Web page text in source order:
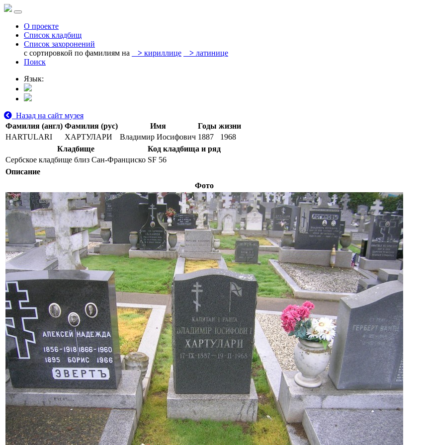
О проекте
Список кладбищ
Список захоронений
с сортировкой по фамилиям на
> кириллице > латинице
Поиск
Язык:
Назад на сайт музея
Фамилия (англ) Фамилия (рус) Имя
Годы жизни
HARTULARI
ХАРТУЛАРИ Владимир Иосифович 1887
1968
Кладбище
Код кладбища и ряд
Сербское кладбище близ Сан-Франциско SF 56
Описание
Фото